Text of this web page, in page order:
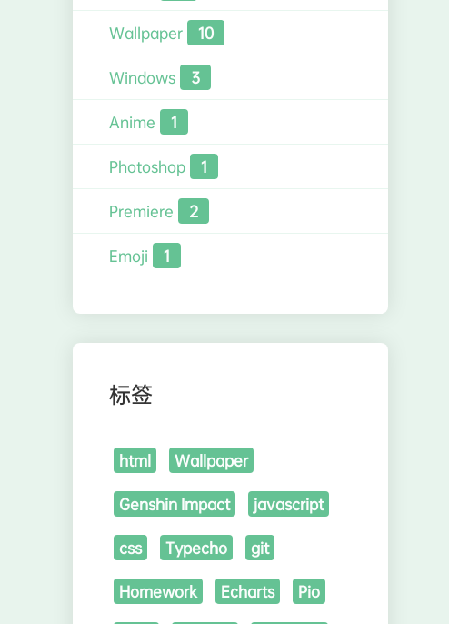
Wallpaper 10
Windows 3
Anime 1
Photoshop 1
Premiere 2
Emoji 1
标签
html Wallpaper
Genshin Impact javascript
css Typecho git
Homework Echarts Pio